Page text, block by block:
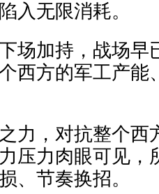
入无限消耗。
场加持，战场早
西方的军工产能
力，对抗整个西
压力肉眼可见，
、节奏换招。